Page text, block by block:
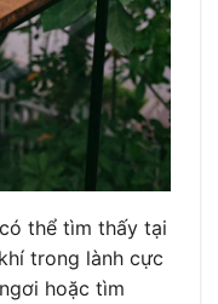
thể tìm thấy tại
trong lành cực
hoặc tìm